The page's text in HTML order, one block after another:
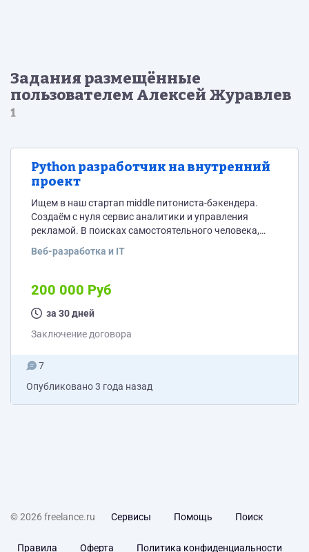
Задания размещённые
пользователем Алексей Журавлев
1
Python разработчик на внутренний
проект
Ищем в наш стартап middle питониста-бэкендера.
Создаём с нуля сервис аналитики и управления
рекламой. В поисках самостоятельного человека,
сомнения. Стек: Python 3.11, FastAPI, Arq, Redis,
полностью свободным графиком, kanban,
микросервисная архитектура, flake8, mypy, black,
возможность развивать devops практики. 3 раза в
Веб-разработка и IT
200 000 Руб
за 30 дней
Заключение договора
7
Опубликовано3 года назад
© 2026 freelance.ru Сервисы Помощь Поиск
Правила Оферта Политика конфиденциальности